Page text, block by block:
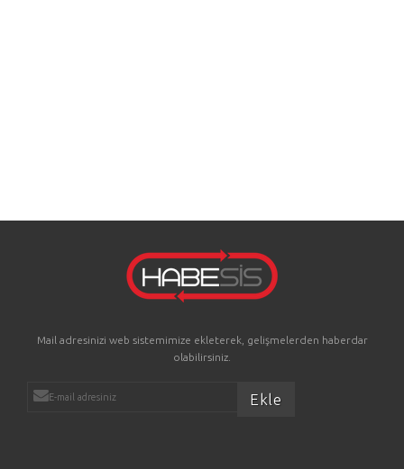
Mail adresinizi web sistemimize ekleterek, gelişmelerden haberdar
olabilirsiniz.